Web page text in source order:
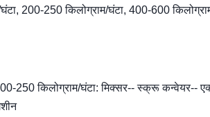
घंटा, 200-250 किलोग्राम/घंटा, 400-600
250 किलोग्राम/घंटा: मिक्सर-- स्क्रू